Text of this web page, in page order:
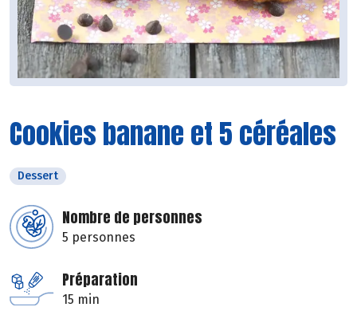
Cookies banane et 5 céréales
Dessert
Nombre de personnes
5 personnes
Préparation
15 min